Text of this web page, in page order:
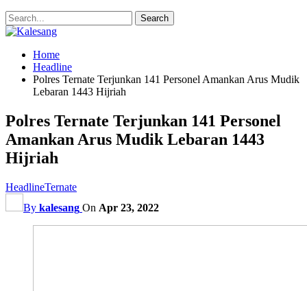
Home
Headline
Polres Ternate Terjunkan 141 Personel Amankan Arus Mudik
Lebaran 1443 Hijriah
Polres Ternate Terjunkan 141 Personel
Amankan Arus Mudik Lebaran 1443
Hijriah
HeadlineTernate
By kalesang On Apr 23, 2022